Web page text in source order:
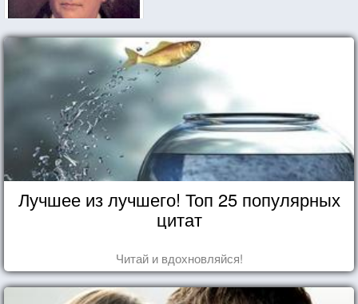
Лучшее из лучшего! Топ 25 популярных
цитат
Читай и вдохновляйся!